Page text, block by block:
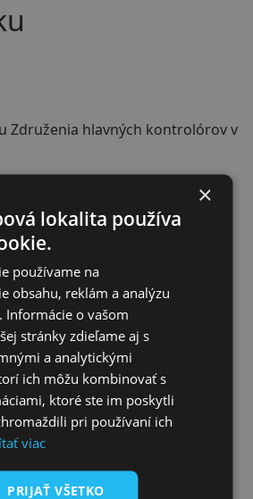
Združenia
v Banskej
novinky
×
lokalita používa
používame na
obsahu, reklám a analýzu
Informácie o vašom
stránky zdieľame aj s
a analytickými
ich môžu kombinovať s
ktoré ste im poskytli
pri používaní ich
viac
PRIJAŤ VŠETKO